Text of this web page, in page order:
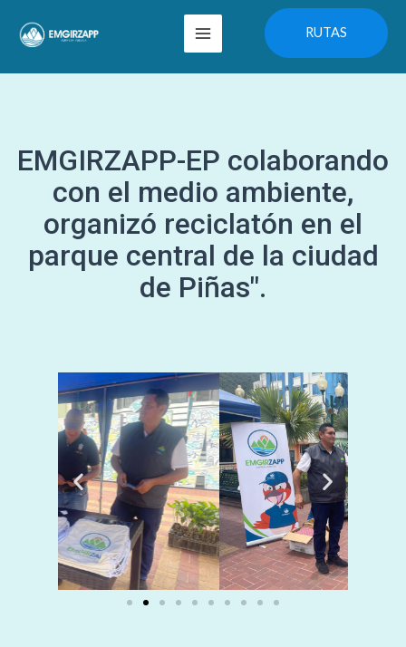
Main
Menu
RUTAS
EMGIRZAPP-EP colaborando
con el medio ambiente,
organizó reciclatón en el
parque central de la ciudad
de Piñas".